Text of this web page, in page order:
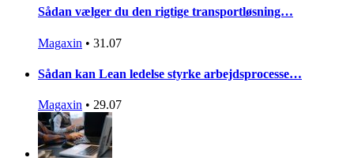
Sådan vælger du den rigtige transportløsning…
Magaxin • 31.07
Sådan kan Lean ledelse styrke arbejdsprocesse…
Magaxin • 29.07